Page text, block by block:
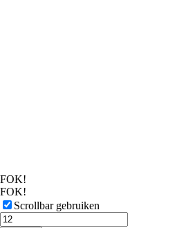
FOK!
FOK!
Scrollbar gebruiken